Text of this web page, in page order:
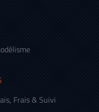
Frais & Suivi